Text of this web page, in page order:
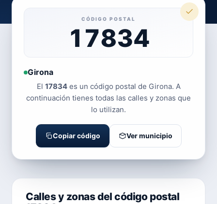
CÓDIGO POSTAL
17834
Girona
El 17834es un código postal de Girona. A
continuación tienes todas las calles y zonas que
lo utilizan.
Copiar código Ver municipio
Calles y zonas del código postal